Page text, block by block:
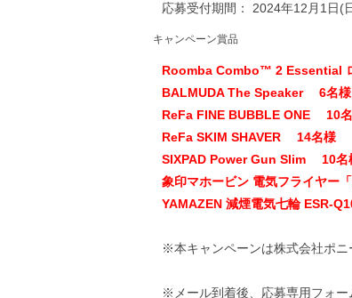
応募受付期間： 2024年12月1日(
キャンペーン賞品
Roomba Combo™ 2 Essential
BALMUDA The Speaker 6名様
ReFa FINE BUBBLE ONE 10
ReFa SKIM SHAVER 14名様
SIXPAD Power Gun Slim 10名
象印マホービン 電気フライヤ
YAMAZEN 減煙電気七輪 ESR-
※本キャンペーンは株式会社ポニ
※メール到着後、応募専用フォー